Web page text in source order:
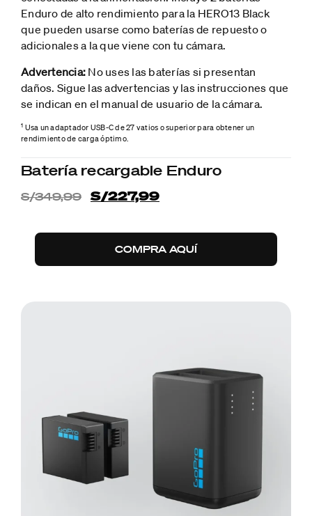
Enduro de alto rendimiento para la HERO13 Black
que pueden usarse como baterías de repuesto o
adicionales a la que viene con tu cámara.
Advertencia: No uses las baterías si presentan
daños. Sigue las advertencias y las instrucciones que
se indican en el manual de usuario de la cámara.
1 Usa un adaptador USB-C de 27 vatios o superior para obtener un
rendimiento de carga óptimo.
Batería recargable Enduro
S/349,99 S/227,99
COMPRA AQUÍ